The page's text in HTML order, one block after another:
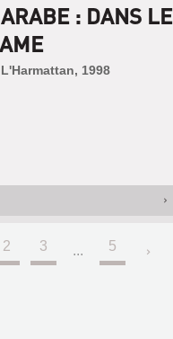
: DANS LE
1998
2 3 ... 5